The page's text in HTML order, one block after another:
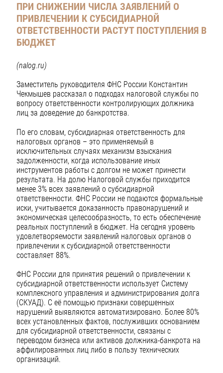
ПРИ СНИЖЕНИИ ЧИСЛА ЗАЯВЛЕНИЙ О
ПРИВЛЕЧЕНИИ К СУБСИДИАРНОЙ
ОТВЕТСТВЕННОСТИ РАСТУТ ПОСТУПЛЕНИЯ В
БЮДЖЕТ
(nalog.ru)
Заместитель руководителя ФНС России Константин
Чекмышев рассказал о подходах налоговой службы по
вопросу ответственности контролирующих должника
лиц за доведение до банкротства.
По его словам, субсидиарная ответственность для
налоговых органов – это применяемый в
исключительных случаях механизм взыскания
задолженности, когда использование иных
инструментов работы с долгом не может принести
результата. На долю Налоговой службы приходится
менее 3% всех заявлений о субсидиарной
ответственности. ФНС России не подаются формальные
иски, учитывается доказанность правонарушений и
экономическая целесообразность, то есть обеспечение
реальных поступлений в бюджет. На сегодня уровень
удовлетворяемости заявлений налоговых органов о
привлечении к субсидиарной ответственности
составляет 88%.
ФНС России для принятия решений о привлечении к
субсидиарной ответственности использует Систему
комплексного управления и администрирования долга
(СКУАД). С её помощью признаки совершенных
нарушений выявляются автоматизировано. Более 80%
всех установленных фактов, послуживших основанием
для субсидиарной ответственности, связаны с
переводом бизнеса или активов должника-банкрота на
аффилированных лиц либо в пользу технических
организаций.